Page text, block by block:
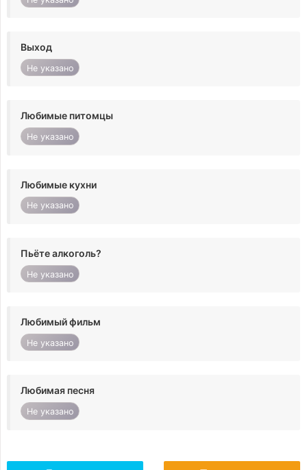
Выход
Не указано
Любимые питомцы
Не указано
Любимые кухни
Не указано
Пьёте алкоголь?
Не указано
Любимый фильм
Не указано
Любимая песня
Не указано